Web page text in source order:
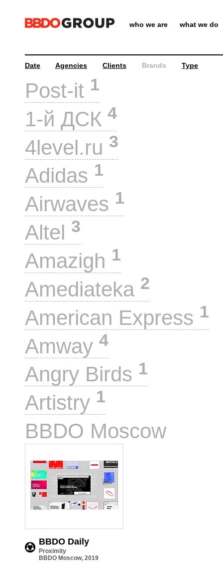
who we are what we do
Date Agencies Clients Brands Type
Post-it 1
1-й ДСК 4
4level.ru 3
Adidas 1
Airwaves 1
Altel 3
Amazigh 1
Amediateka 2
American Express 1
Amway 4
Angry Birds 1
Artistry 1
BBDO Moscow
BBDO Daily
Proximity
BBDO Moscow, 2019